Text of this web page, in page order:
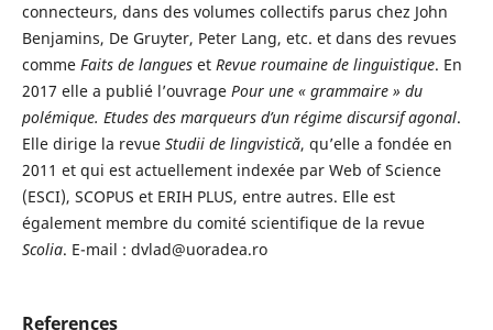
connecteurs, dans des volumes collectifs parus chez John
Benjamins, De Gruyter, Peter Lang, etc. et dans des revues
comme Faits de langueset Revue roumaine de linguistique. En
2017 elle a publié l’ouvrage Pour une « grammaire » du
polémique. Etudes des marqueurs d’un régime discursif agonal.
Elle dirige la revue Studii de lingvistică, qu’elle a fondée en
2011 et qui est actuellement indexée par Web of Science
(ESCI), SCOPUS et ERIH PLUS, entre autres. Elle est
également membre du comité scientifique de la revue
Scolia. E-mail : dvlad@uoradea.ro
References